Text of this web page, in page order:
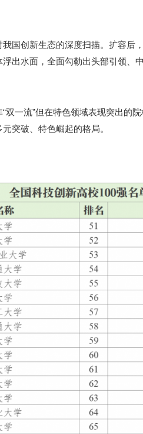
国创新生态的深度扫描。扩容后
出水面，全面勾勒出头部引领、
双一流”但在特色领域表现突出的
突破、特色崛起的格局。